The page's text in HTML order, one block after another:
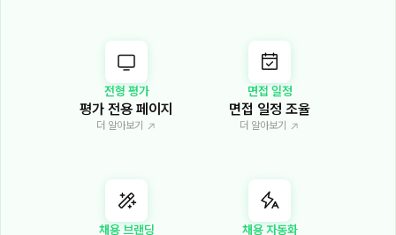
전형 평가
평가 전용 페이지
더 알아보기
면접 일정
면접 일정 조율
더 알아보기
채용 브랜딩 채용 자동화